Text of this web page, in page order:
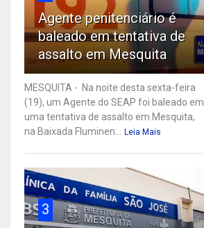
Agente penitenciário é
baleado em tentativa de
assalto em Mesquita
MESQUITA - Na noite desta sexta-feira
(19), um Agente do SEAP foi baleado em
uma tentativa de assalto em Mesquita,
na Baixada Fluminen... Leia Mais
3